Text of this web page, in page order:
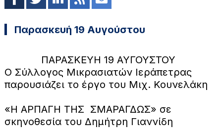
Παρασκευή 19 Αυγούστου
ΠΑΡΑΣΚΕΥΗ 19 ΑΥΓΟΥΣΤΟΥ
Ο Σύλλογος Μικρασιατών Ιεράπετρας
παρουσιάζει το έργο του Μιχ. Κουνελάκη
«Η ΑΡΠΑΓΗ ΤΗΣ ΣΜΑΡΑΓΔΩΣ» σε
σκηνοθεσία του Δημήτρη Γιαννίδη